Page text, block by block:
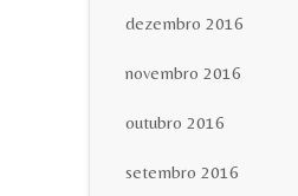
dezembro 2016
novembro 2016
outubro 2016
setembro 2016